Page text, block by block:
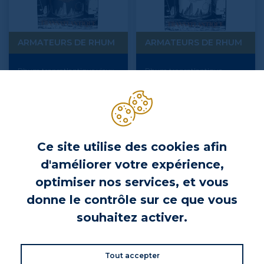
Ce site utilise des cookies afin
d'améliorer votre expérience,
optimiser nos services, et vous
donne le contrôle sur ce que vous
souhaitez activer.
Tout accepter
ARMATEURS DE RHUM
Rhum transatlantique vieux
ARMATEURS DE RHUM
Rhum transatlantique